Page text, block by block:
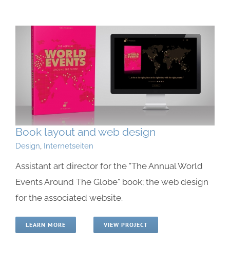
Book layout and web design
Design, Internetseiten
Assistant art director for the "The Annual World
Events Around The Globe" book; the web design
for the associated website.
LEARN MORE VIEW PROJECT